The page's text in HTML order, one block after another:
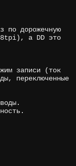
по дорожечную
а DD это
записи (ток
переключенные